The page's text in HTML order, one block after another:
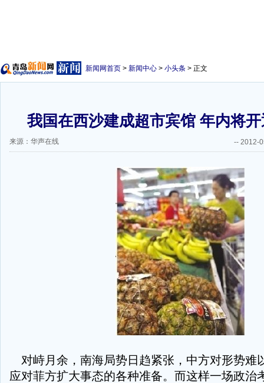
新闻网首页 > 新闻中心 > 小头条 > 正文
我国在西沙建成超市宾馆 年内将
来源：华声在线 -- 2012-
对峙月余，南海局势日趋紧张，中方对形势难
应对菲方扩大事态的各种准备。而这样一场政治